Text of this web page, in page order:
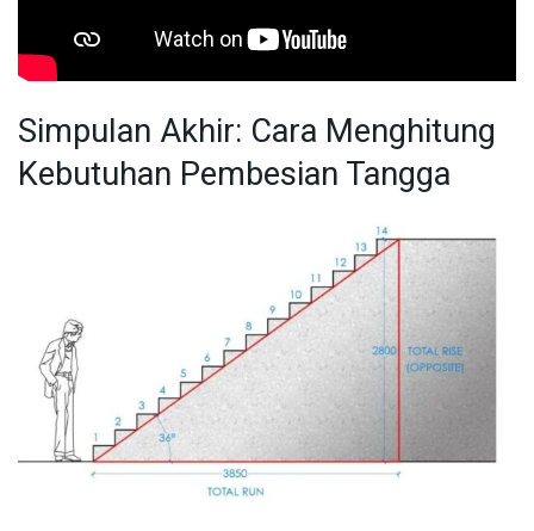
Simpulan Akhir: Cara Menghitung
Kebutuhan Pembesian Tangga